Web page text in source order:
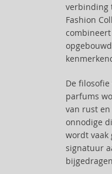
verbinding
Fashion
De filosofie
parfums
van rust
onnodige
wordt vaak
signatuur